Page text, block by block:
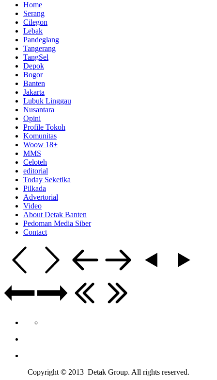
Home
Serang
Cilegon
Lebak
Pandeglang
Tangerang
TangSel
Depok
Bogor
Banten
Jakarta
Lubuk Linggau
Nusantara
Opini
Profile Tokoh
Komunitas
Woow 18+
MMS
Celoteh
editorial
Today Seketika
Pilkada
Advertorial
Video
About Detak Banten
Pedoman Media Siber
Contact
Copyright © 2013 Detak Group. All rights reserved.